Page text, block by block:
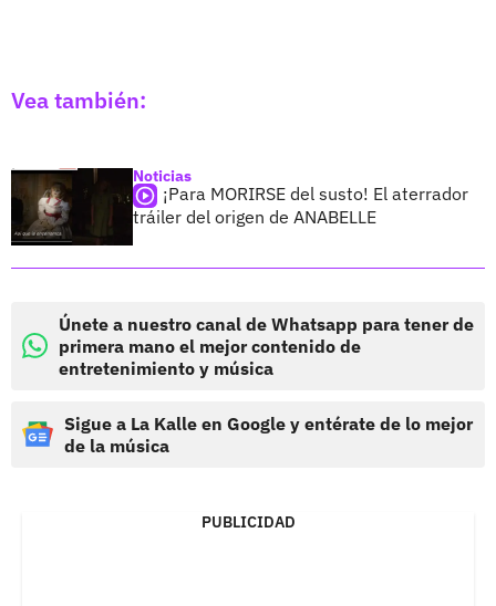
Vea también:
Noticias
¡Para MORIRSE del susto! El aterrador
tráiler del origen de ANABELLE
Únete a nuestro canal de Whatsapp para tener de
primera mano el mejor contenido de
entretenimiento y música
Sigue a La Kalle en Google y entérate de lo mejor
de la música
PUBLICIDAD